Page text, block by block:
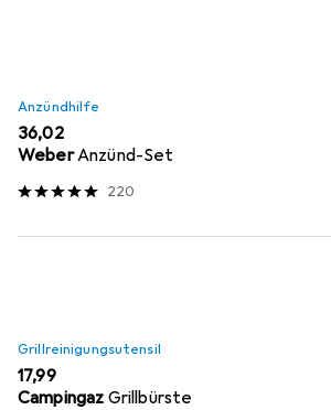
Anzündhilfe
EUR
36,02
WeberAnzünd-Set
220
Grillreinigungsutensil
EUR
17,99
Campingaz Grillbürste